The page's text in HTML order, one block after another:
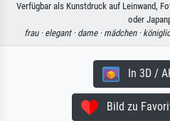
Verfügbar als Kunstdruck auf Leinwand,
oder
frau · elegant · dame · mädchen ·
In 3D /
Bild zu